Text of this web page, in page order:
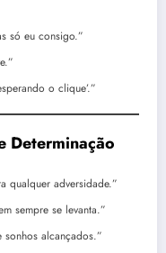
só eu consigo.”
o clique’.”
Determinação
qualquer adversidade.”
sempre se levanta.”
alcançados.”